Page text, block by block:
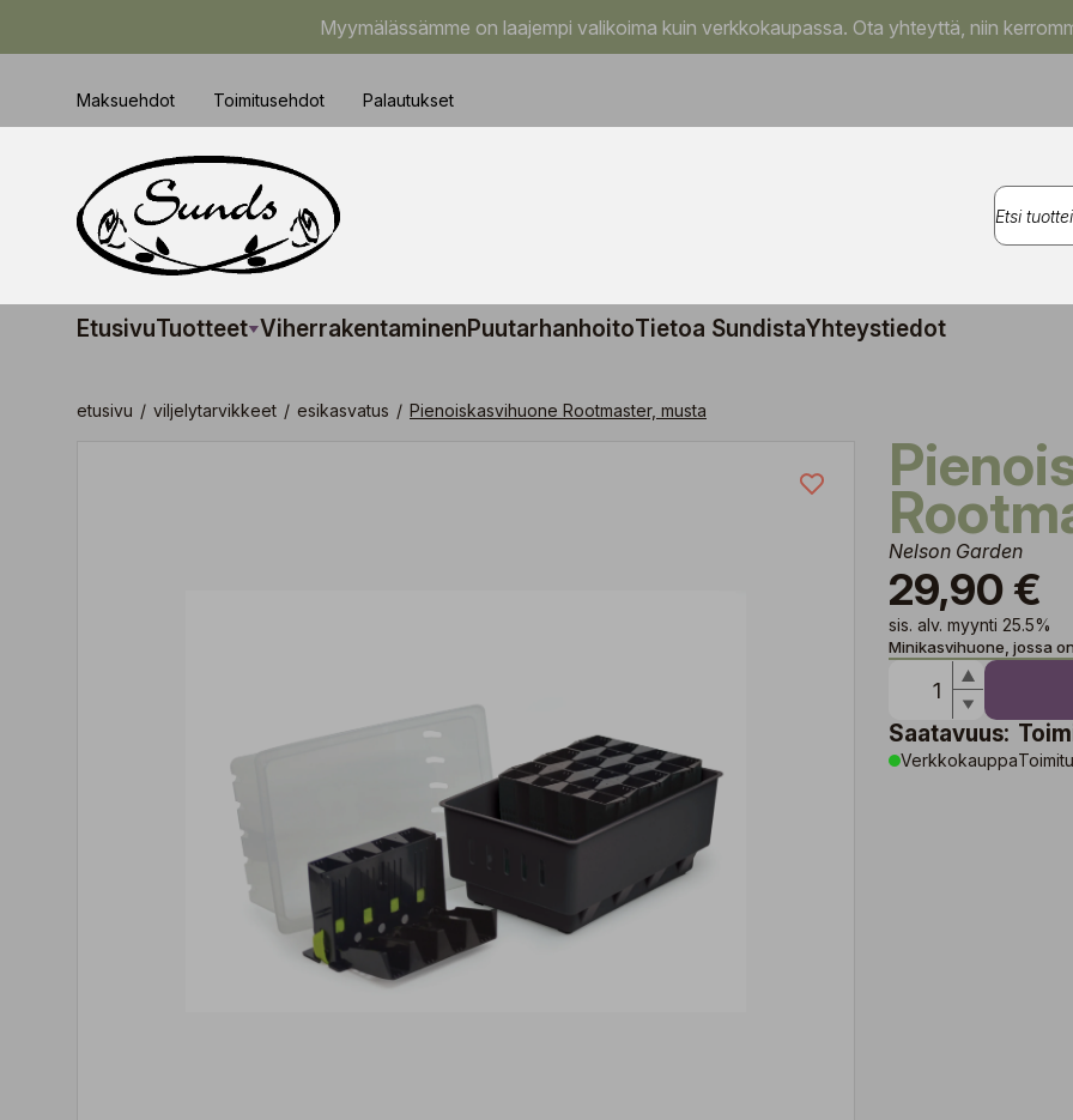
Myymälässämme on laajempi valikoima kuin verkkokaupassa. Ota yhteyttä, niin
Maksuehdot Toimitusehdot Palautukset
EtusivuTuotteet ViherrakentaminenPuutarhanhoitoTietoa SundistaYhteystiedot
etusivu / viljelytarvikkeet / esikasvatus / Pienoiskasvihuone Rootmaster, musta
Pienoiskasvihuone
Nelson Garden
29,90 €
sis. alv. myynti 25.5%
Minikasvihuone, jossa
Saatavuus:
Verkkokauppa